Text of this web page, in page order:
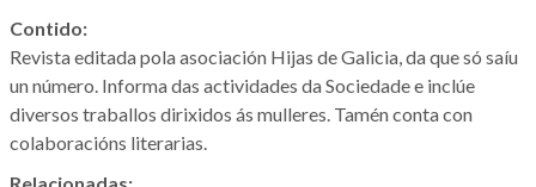
Contido:
Revista editada pola asociación Hijas de Galicia, da que só saíu
un número. Informa das actividades da Sociedade e inclúe
diversos traballos dirixidos ás mulleres. Tamén conta con
colaboracións literarias.